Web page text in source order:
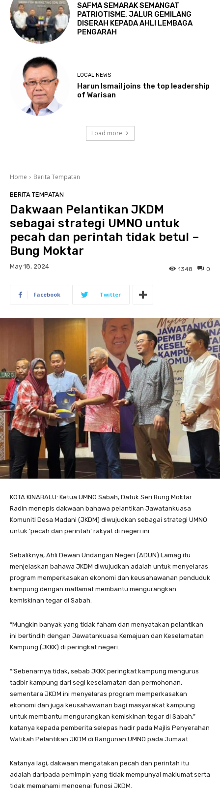
SAFMA SEMARAK SEMANGAT
PATRIOTISME, JALUR GEMILANG
DISERAH KEPADA AHLI LEMBAGA
PENGARAH
LOCAL NEWS
Harun Ismail joins the top leadership
of Warisan
Load more